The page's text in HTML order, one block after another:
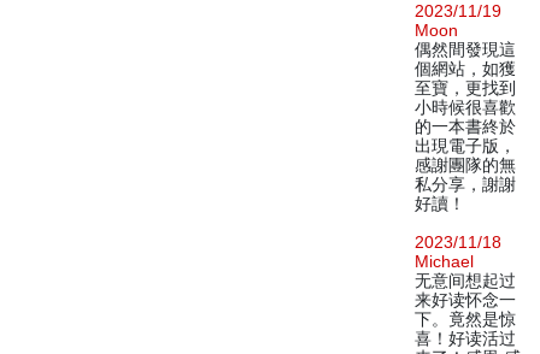
2023/11/19
Moon
偶然間發現這
個網站，如獲
至寶，更找到
小時候很喜歡
的一本書終於
出現電子版，
感謝團隊的無
私分享，謝謝
好讀！
2023/11/18
Michael
无意间想起过
来好读怀念一
下。竟然是惊
喜！好读活过